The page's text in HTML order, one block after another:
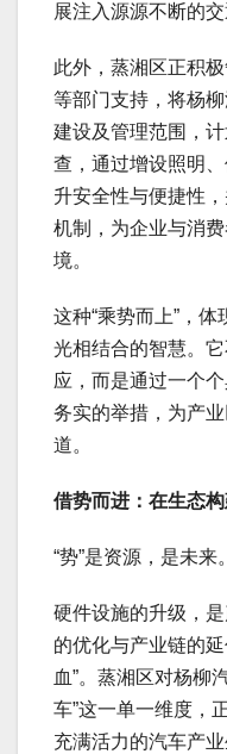
展注入源源不断的交
此外，蒸湘区正积
等部门支持，将杨
建设及管理范围，
查，通过增设照明
升安全性与便捷性
机制，为企业与消
境。
这种“乘势而上”，
光相结合的智慧。
应，而是通过一个
务实的举措，为产
道。
借势而进：在生态
“势”是资源，是未来。
硬件设施的升级，
的优化与产业链的
血”。蒸湘区对杨柳
车”这一单一维度，
充满活力的汽车产业